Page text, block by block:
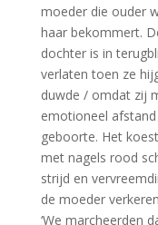
moeder die ouder
haar bekommert.
dochter is in
verlaten toen ze
duwde / omdat zij
emotioneel
geboorte. Het
met nagels rood
strijd en
de moeder
‘We marcheerden